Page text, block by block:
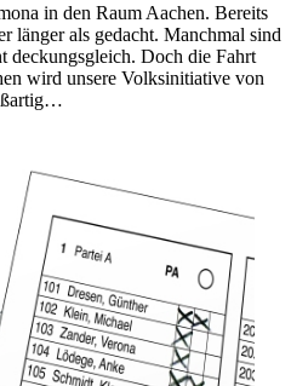
in den Raum Aachen. Bereits
länger als gedacht. Manchmal sind
deckungsgleich. Doch die Fahrt
wird unsere Volksinitiative von